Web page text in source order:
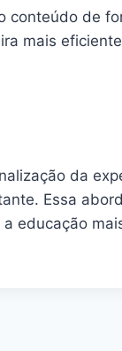
conteúdo de
mais
da
Essa
educação